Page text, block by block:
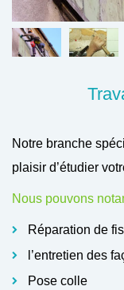
Notre branche
plaisir d’étudier
Nous pouvons
Réparation de
l’entretien des
Pose colle